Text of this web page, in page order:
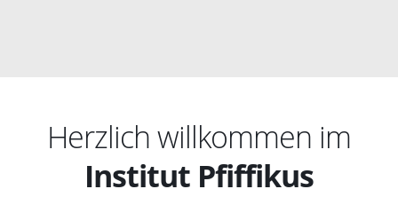
Herzlich willkommen im
Institut Pfiffikus